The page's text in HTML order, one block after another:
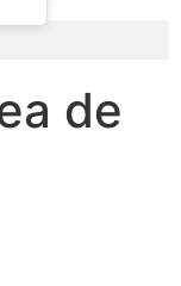
de